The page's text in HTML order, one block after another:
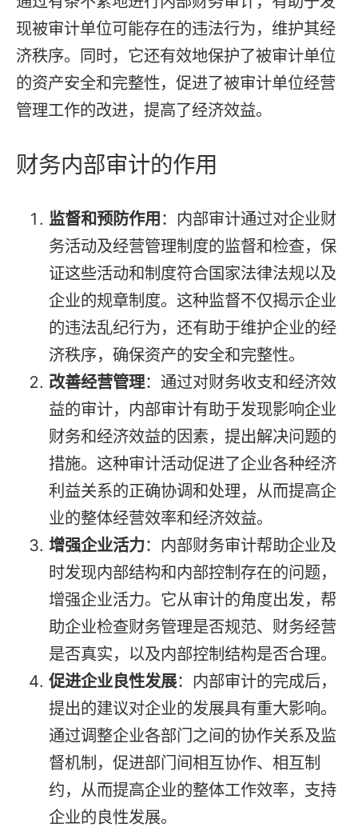
现被审计单位可能存在的违法行为，维护其经
济秩序。同时，它还有效地保护了被审计单位
的资产安全和完整性，促进了被审计单位经营
管理工作的改进，提高了经济效益。
财务内部审计的作用
监督和预防作用：内部审计通过对企业财
务活动及经营管理制度的监督和检查，保
证这些活动和制度符合国家法律法规以及
企业的规章制度。这种监督不仅揭示企业
的违法乱纪行为，还有助于维护企业的经
济秩序，确保资产的安全和完整性。
改善经营管理：通过对财务收支和经济效
益的审计，内部审计有助于发现影响企业
财务和经济效益的因素，提出解决问题的
措施。这种审计活动促进了企业各种经济
利益关系的正确协调和处理，从而提高企
业的整体经营效率和经济效益。
增强企业活力：内部财务审计帮助企业及
时发现内部结构和内部控制存在的问题，
增强企业活力。它从审计的角度出发，帮
助企业检查财务管理是否规范、财务经营
是否真实，以及内部控制结构是否合理。
促进企业良性发展：内部审计的完成后，
提出的建议对企业的发展具有重大影响。
通过调整企业各部门之间的协作关系及监
督机制，促进部门间相互协作、相互制
约，从而提高企业的整体工作效率，支持
企业的良性发展。